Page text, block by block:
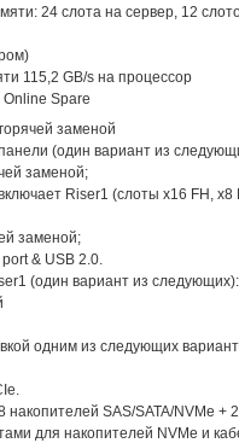
24 слота на сервер, 12
115,2 GB/s на процессор
Online Spare
заменой
(один вариант из
заменой;
Riser1 (слоты x16 FH,
заменой;
& USB 2.0.
(один вариант из следующих):
одним из следующих
SAS/SATA/NVMe +
для накопителей NVMe и